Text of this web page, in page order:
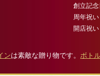
創立記念
周年祝い
開店祝
ンは素敵な贈り物です。 ボト